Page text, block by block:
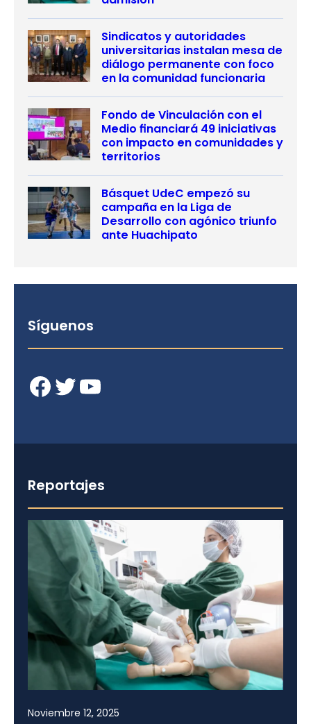
Sindicatos y autoridades
universitarias instalan mesa de
diálogo permanente con foco
en la comunidad funcionaria
Fondo de Vinculación con el
Medio financiará 49 iniciativas
con impacto en comunidades y
territorios
Básquet UdeC empezó su
campaña en la Liga de
Desarrollo con agónico triunfo
ante Huachipato
Síguenos
Facebook Twitter YouTube
Reportajes
Noviembre 12, 2025